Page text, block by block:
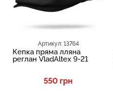
Артикул: 13764
Кепка пряма лляна
реглан VladAltex 9-21
550 грн